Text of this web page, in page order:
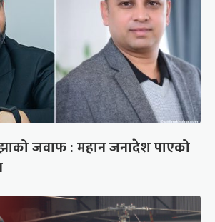
जवाफ : महान जनादेश पाएको